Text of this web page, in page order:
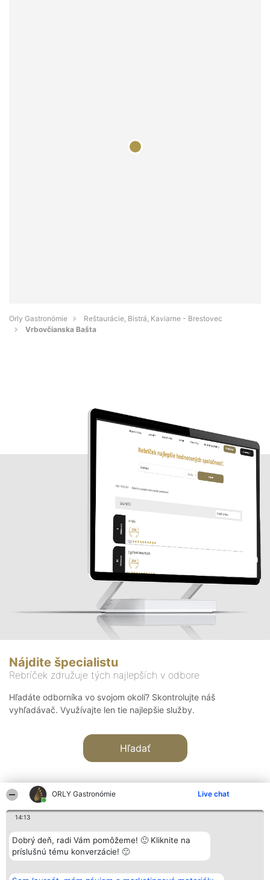
ORLY Gastronómie Live chat
14:13
Dobrý deň, radi Vám pomôžeme! 🙂 Kliknite na
príslušnú tému konverzácie! 🙂
Orly Gastronómie
Reštaurácie, Bistrá, Kaviarne - Brestovec
Vrbovčianska Bašta
Nájdite špecialistu
Rebríček združuje tých najlepších v odbore
Hľadáte odborníka vo svojom okolí? Skontrolujte náš
vyhľadávač. Využívajte len tie najlepšie služby.
Hľadať
Organizátor hodnotenia
Bright Side Solutions sp. z o.
o. sp. k.
Wrocław 50-079
Hodnotenie
Laureáti
Lista
Laureatów
Kontakt
Kontakt